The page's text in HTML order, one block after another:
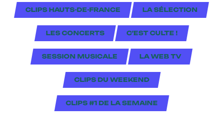
CLIPS HAUTS-DE-FRANCE LA SÉLECTION
LES CONCERTS C'EST CULTE !
SESSION MUSICALE LA WEB TV
CLIPS DU WEEKEND
CLIPS #1 DE LA SEMAINE